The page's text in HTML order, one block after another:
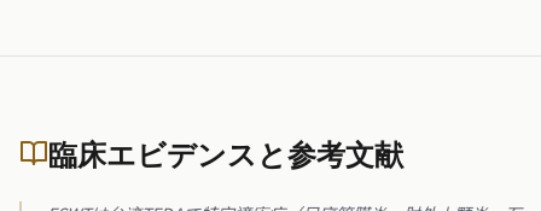
臨床エビデンスと参考文献